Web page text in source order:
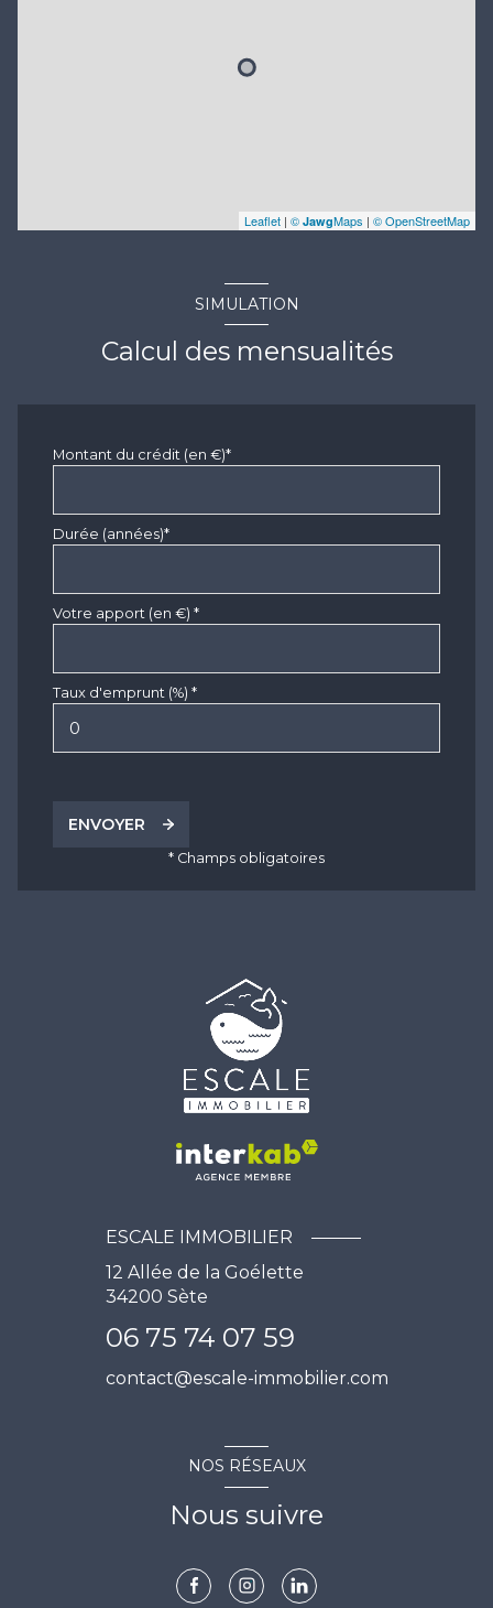
Leaflet | © JawgMaps | © OpenStreetMap
SIMULATION
Calcul des mensualités
Montant du crédit (en €)*
Durée (années)*
Votre apport (en €) *
Taux d'emprunt (%) *
ENVOYER
* Champs obligatoires
ESCALE IMMOBILIER
12 Allée de la Goélette
34200 Sète
06 75 74 07 59
contact@escale-immobilier.com
NOS RÉSEAUX
Nous suivre